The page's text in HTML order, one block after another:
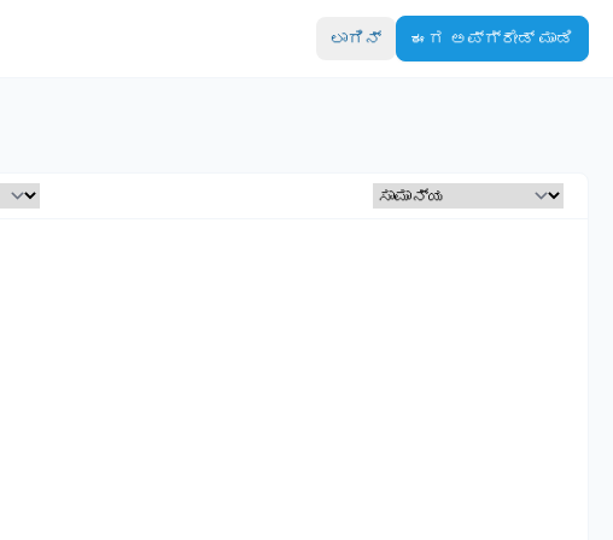
ಲಾಗಿನ್ ಈಗ ಅಪ್‌ಗ್ರೇಡ್ ಮಾಡಿ